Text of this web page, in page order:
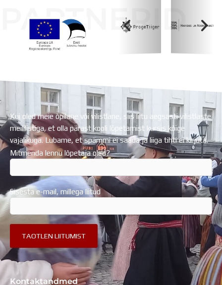
PARTNERID
Kui oled meie õpilane või vilistlane, siis liitu aegsasti vilistlaste
meililistiga, et olla pärast kooli lõpetamist kursis kõige
vajalikuga. Lubame, et spämmi ei saada ja liiga tihti ei kirjuta.
Mitmenda lennu lõpetaja oled?
Sisesta e-mail, millega liitud
Kontaktandmed